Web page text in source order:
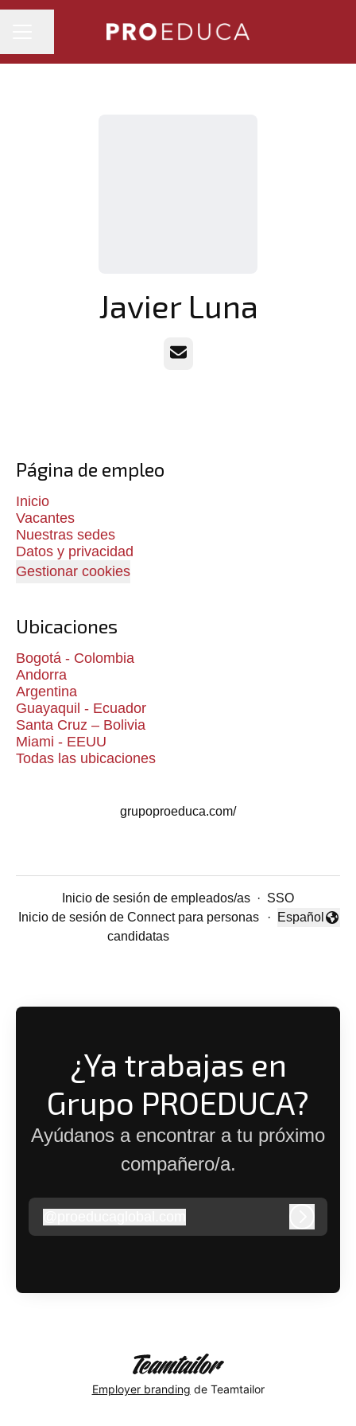
MENÚ DE EMPLEO
Compartir página
Javier Luna
Correo electrónico
Página de empleo
Inicio
Vacantes
Nuestras sedes
Datos y privacidad
Gestionar cookies
Ubicaciones
Bogotá - Colombia
Andorra
Argentina
Guayaquil - Ecuador
Santa Cruz – Bolivia
Miami - EEUU
Todas las ubicaciones
grupoproeduca.com/
Inicio de sesión de empleados/as · SSO
Inicio de sesión de Connect para personas
candidatas
·
Cambiar
Español
¿Ya trabajas en
Grupo PROEDUCA?
Ayúdanos a encontrar a tu próximo
compañero/a.
proeducaglobal.com
Employer branding de Teamtailor